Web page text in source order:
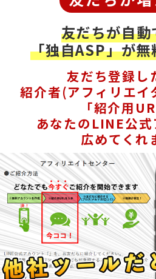
友だちが自
「独自ASP」が
友だち登録し
紹介者(アフィリエイ
「紹介用
あなたのLINE公式
広めてくれ